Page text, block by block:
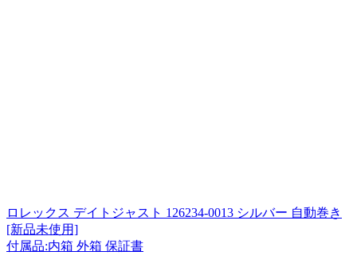
ロレックス デイトジャスト 126234-0013 シルバー 自動巻き
[新品未使用]
付属品:内箱 外箱 保証書